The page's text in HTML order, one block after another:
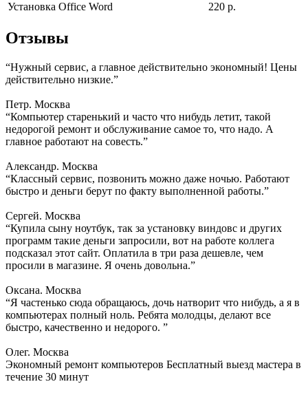
Установка Office Word
220 р.
Отзывы
“Нужный сервис, а главное действительно экономный! Цены
действительно низкие.”
Петр. Москва
“Компьютер старенький и часто что нибудь летит, такой
недорогой ремонт и обслуживание самое то, что надо. А
главное работают на совесть.”
Александр. Москва
“Классный сервис, позвонить можно даже ночью. Работают
быстро и деньги берут по факту выполненной работы.”
Сергей. Москва
“Купила сыну ноутбук, так за установку виндовс и других
программ такие деньги запросили, вот на работе коллега
подсказал этот сайт. Оплатила в три раза дешевле, чем
просили в магазине. Я очень довольна.”
Оксана. Москва
“Я частенько сюда обращаюсь, дочь натворит что нибудь, а я в
компьютерах полный ноль. Ребята молодцы, делают все
быстро, качественно и недорого. ”
Олег. Москва
Экономный ремонт компьютеров Бесплатный выезд мастера в
течение 30 минут